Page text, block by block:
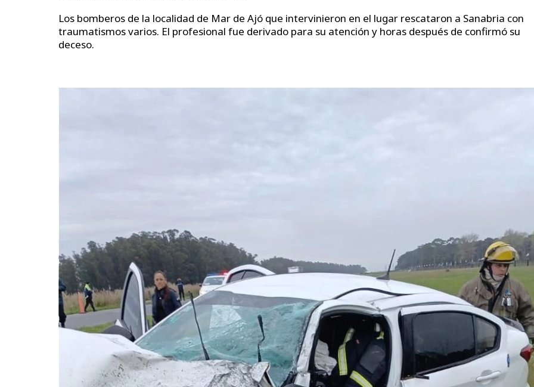
Los bomberos de la localidad de Mar de Ajó que intervinieron en el lugar rescataron a Sanabria con
traumatismos varios. El profesional fue derivado para su atención y horas después de confirmó su
deceso.